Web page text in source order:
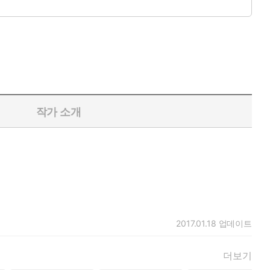
나게 다양하고 풍부하다.
작가 소개
2017.01.18 업데이트
더보기